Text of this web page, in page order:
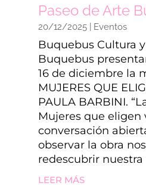
Paseo de Arte
20/12/2025| Eventos
Buquebus Cultura
Buquebus
16 de diciembre la
MUJERES QUE
PAULA BARBINI.
Mujeres que eligen
conversación
observar la obra
redescubrir nuestra
LEER MÁS